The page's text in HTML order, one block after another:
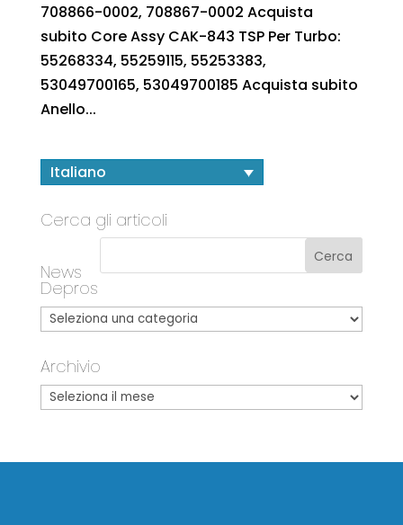
708866-0002, 708867-0002 Acquista
subito Core Assy CAK-843 TSP Per Turbo:
55268334, 55259115, 55253383,
53049700165, 53049700185 Acquista subito
Anello...
Italiano
Cerca gli articoli
News
Depros
Archivio